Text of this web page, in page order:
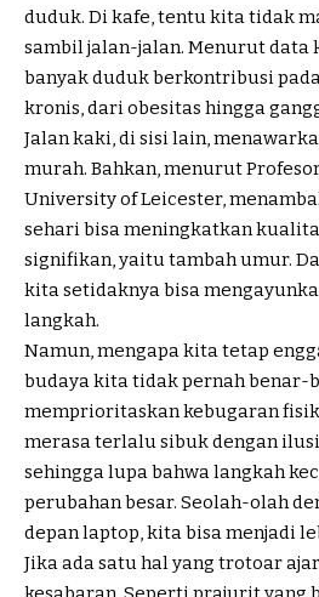
duduk. Di kafe, tentu kita tidak
sambil jalan-jalan. Menurut data
banyak duduk berkontribusi
kronis, dari obesitas hingga
Jalan kaki, di sisi lain,
murah. Bahkan, menurut
University of Leicester,
sehari bisa meningkatkan
signifikan, yaitu tambah umur.
kita setidaknya bisa
langkah.
Namun, mengapa kita tetap
budaya kita tidak pernah benar-
memprioritaskan kebugaran
merasa terlalu sibuk dengan
sehingga lupa bahwa langkah
perubahan besar. Seolah-olah
depan laptop, kita bisa menjadi
Jika ada satu hal yang trotoar